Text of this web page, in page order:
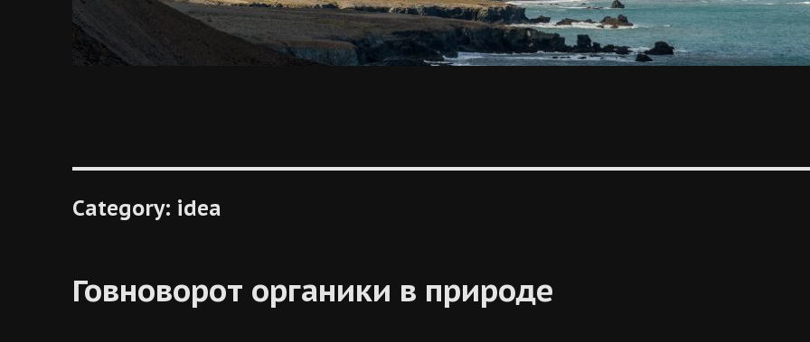
Category: idea
Говноворот органики в природе